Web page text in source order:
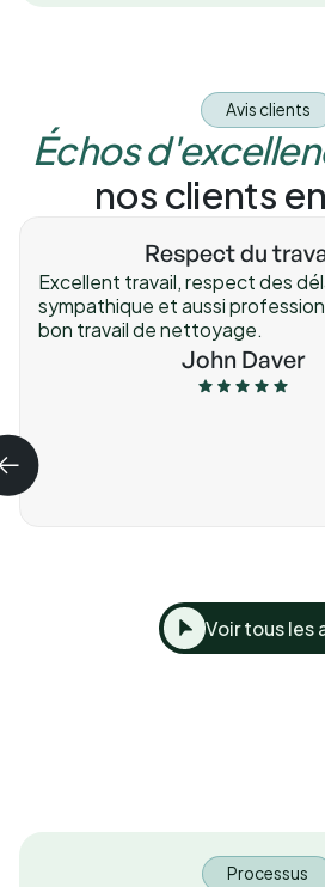
Avis clients
Échos
nos clients
Respect du
Excellent travail, respect des
sympathique et aussi
bon travail de nettoyage.
John Daver
Voir tous les
Processus